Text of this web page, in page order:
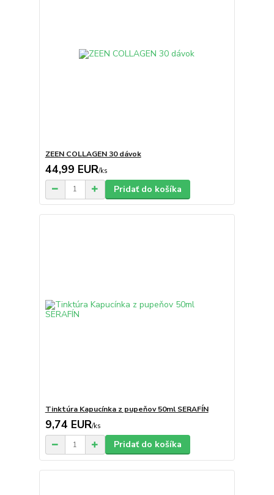
ZEEN COLLAGEN 30 dávok
44,99 EUR/ks
Pridať do košíka
Tinktúra Kapucínka z pupeňov 50ml SERAFÍN
9,74 EUR/ks
Pridať do košíka